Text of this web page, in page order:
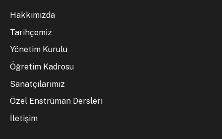
Hakkımızda
Tarihçemiz
Yönetim Kurulu
Öğretim Kadrosu
Sanatçılarımız
Özel Enstrüman Dersleri
İletişim